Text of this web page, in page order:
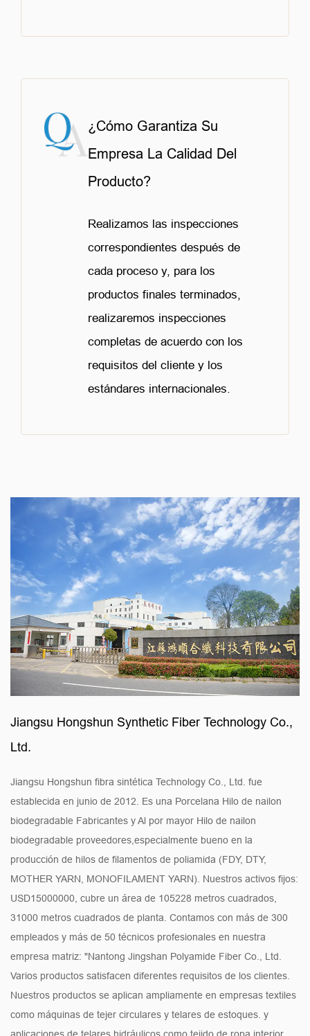
¿Cómo Garantiza Su
Empresa La Calidad Del
Producto?
Realizamos las inspecciones
correspondientes después de
cada proceso y, para los
productos finales terminados,
realizaremos inspecciones
completas de acuerdo con los
requisitos del cliente y los
estándares internacionales.
Jiangsu Hongshun Synthetic Fiber Technology Co.,
Ltd.
Jiangsu Hongshun fibra sintética Technology Co., Ltd. fue
establecida en junio de 2012. Es una Porcelana Hilo de nailon
biodegradable Fabricantes yAl por mayor Hilo de nailon
biodegradable proveedores ,especialmente bueno en la
producción de hilos de filamentos de poliamida (FDY, DTY,
MOTHER YARN, MONOFILAMENT YARN). Nuestros activos fijos:
USD15000000, cubre un área de 105228 metros cuadrados,
31000 metros cuadrados de planta. Contamos con más de 300
empleados y más de 50 técnicos profesionales en nuestra
empresa matriz: "Nantong Jingshan Polyamide Fiber Co., Ltd.
Varios productos satisfacen diferentes requisitos de los clientes.
Nuestros productos se aplican ampliamente en empresas textiles
como máquinas de tejer circulares y telares de estoques. y